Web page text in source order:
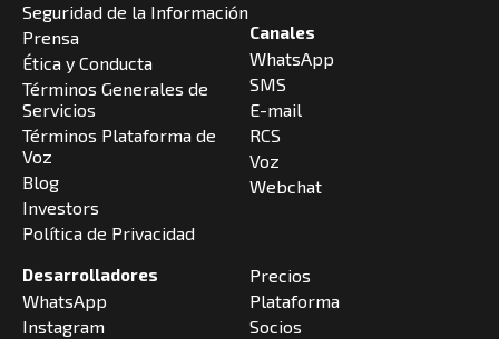
Seguridad de la Información
Prensa
Ética y Conducta
Términos Generales de
Servicios
Términos Plataforma de
Voz
Blog
Investors
Política de Privacidad
Canales
WhatsApp
SMS
E-mail
RCS
Voz
Webchat
Desarrolladores
WhatsApp
Instagram
Precios
Plataforma
Socios